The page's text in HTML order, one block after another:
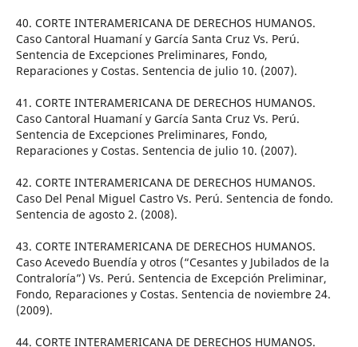
40. CORTE INTERAMERICANA DE DERECHOS HUMANOS.
Caso Cantoral Huamaní y García Santa Cruz Vs. Perú.
Sentencia de Excepciones Preliminares, Fondo,
Reparaciones y Costas. Sentencia de julio 10. (2007).
41. CORTE INTERAMERICANA DE DERECHOS HUMANOS.
Caso Cantoral Huamaní y García Santa Cruz Vs. Perú.
Sentencia de Excepciones Preliminares, Fondo,
Reparaciones y Costas. Sentencia de julio 10. (2007).
42. CORTE INTERAMERICANA DE DERECHOS HUMANOS.
Caso Del Penal Miguel Castro Vs. Perú. Sentencia de fondo.
Sentencia de agosto 2. (2008).
43. CORTE INTERAMERICANA DE DERECHOS HUMANOS.
Caso Acevedo Buendía y otros (“Cesantes y Jubilados de la
Contraloría”) Vs. Perú. Sentencia de Excepción Preliminar,
Fondo, Reparaciones y Costas. Sentencia de noviembre 24.
(2009).
44. CORTE INTERAMERICANA DE DERECHOS HUMANOS.